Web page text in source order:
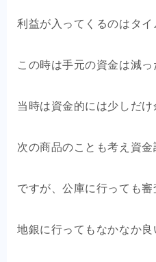
利益が入ってくるのはタイ
この時は手元の資金は減っ
当時は資金的には少しだけ
次の商品のことも考え資金
ですが、公庫に行っても審
地銀に行ってもなかなか良